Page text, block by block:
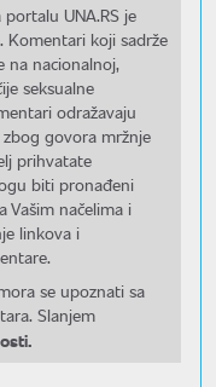
UNA.RS je
Komentari koji sadrže
na nacionalnoj,
seksualne
odražavaju
govora mržnje
prihvatate
biti pronađeni
Vašim načelima i
linkova i
se upoznati sa
Slanjem